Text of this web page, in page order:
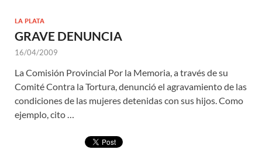
LA PLATA
GRAVE DENUNCIA
16/04/2009
La Comisión Provincial Por la Memoria, a través de su
Comité Contra la Tortura, denunció el agravamiento de las
condiciones de las mujeres detenidas con sus hijos. Como
ejemplo, cito …